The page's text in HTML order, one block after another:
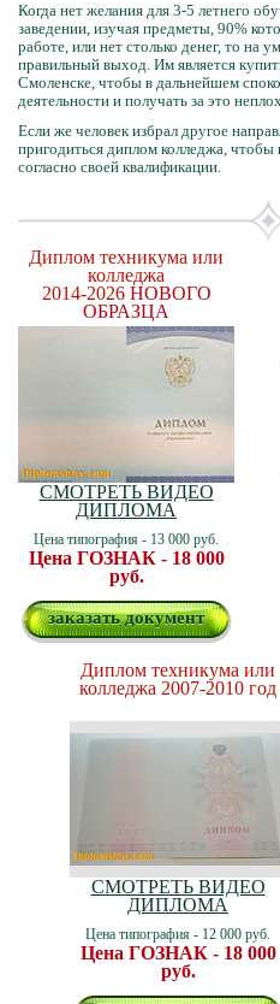
Когда нет желания для 3-5 летнего
заведении, изучая предметы, 90%
работе, или нет столько денег, то на
правильный выход. Им является
Смоленске, чтобы в дальнейшем
деятельности и получать за это
Если же человек избрал другое
пригодиться диплом колледжа,
согласно своей квалификации.
Диплом техникума или
колледжа
2014-2026 НОВОГО
ОБРАЗЦА
СМОТРЕТЬ ВИДЕО
ДИПЛОМА
Цена типография - 13 000 руб.
Цена ГОЗНАК - 18 000
руб.
заказать документ
Диплом техникума или
колледжа 2007-2010 год
СМОТРЕТЬ ВИДЕО
ДИПЛОМА
Цена типография - 12 000 руб.
Цена ГОЗНАК - 18 000
руб.